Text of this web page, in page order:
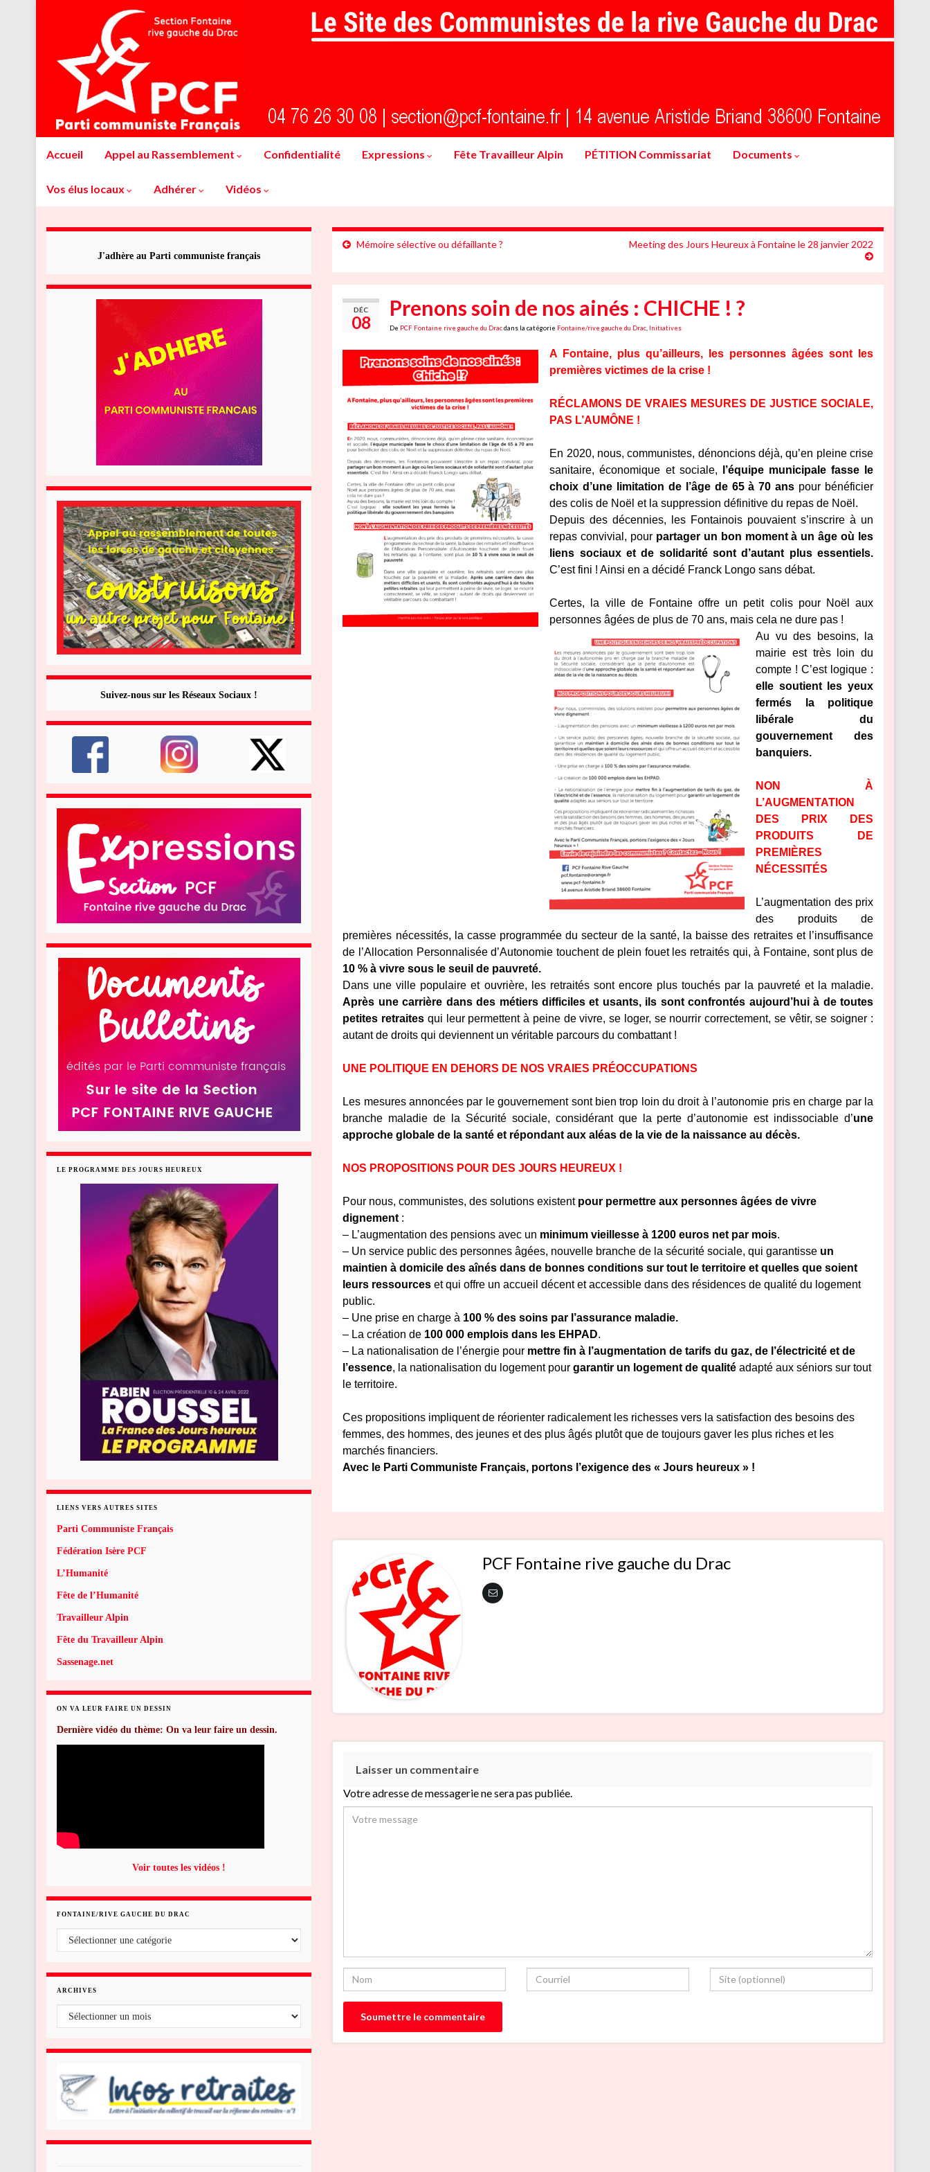
Accueil Appel au Rassemblement Confidentialité Expressions Fête Travailleur Alpin PÉTITION Commissariat Documents
Vos élus locaux Adhérer Vidéos
Mémoire sélective ou défaillante ? Meeting des Jours Heureux à Fontaine le 28 janvier 2022
DÉC
08
Prenons soin de nos ainés : CHICHE ! ?
De PCF Fontaine rive gauche du Dracdans la catégorie Fontaine/rive gauche du Drac Initiatives
A Fontaine, plus qu’ailleurs, les personnes âgées sont les
premières victimes de la crise !
RÉCLAMONS DE VRAIES MESURES DE JUSTICE SOCIALE,
PAS L’AUMÔNE !
En 2020, nous, communistes, dénoncions déjà, qu’en pleine crise
sanitaire, économique et sociale,
l’équipe municipale fasse le
choix d’une limitation de l’âge de 65 à 70 ans pour bénéficier
des colis de Noël et la suppression définitive du repas de Noël.
Depuis des décennies, les Fontainois pouvaient s’inscrire à un
repas convivial, pour partager un bon moment à un âge où les
liens sociaux et de solidarité sont d’autant plus essentiels.
C’est fini ! Ainsi en a décidé Franck Longo sans débat.
Certes, la ville de Fontaine offre un petit colis pour Noël aux
personnes âgées de plus de 70 ans, mais cela ne dure pas !
Au vu des besoins, la
mairie est très loin du
compte ! C’est logique :
elle soutient les yeux
fermés la politique
libérale du
gouvernement des
banquiers.
NON À
L’AUGMENTATION
DES PRIX DES
PRODUITS DE
PREMIÈRES
NÉCESSITÉS
L’augmentation des prix
des produits de
premières nécessités, la casse programmée du secteur de la santé, la baisse des retraites et l’insuffisance
de l’Allocation Personnalisée d’Autonomie touchent de plein fouet les retraités qui, à Fontaine, sont plus de
10 % à vivre sous le seuil de pauvreté.
Dans une ville populaire et ouvrière, les retraités sont encore plus touchés par la pauvreté et la maladie.
Après une carrière dans des métiers difficiles et usants, ils sont confrontés aujourd’hui à de toutes
petites retraites qui leur permettent à peine de vivre, se loger, se nourrir correctement, se vêtir, se soigner :
autant de droits qui deviennent un véritable parcours du combattant !
UNE POLITIQUE EN DEHORS DE NOS VRAIES PRÉOCCUPATIONS
Les mesures annoncées par le gouvernement sont bien trop loin du droit à l’autonomie pris en charge par la
branche maladie de la Sécurité sociale, considérant que la perte d’autonomie est indissociable d’une
approche globale de la santé et répondant aux aléas de la vie de la naissance au décès.
NOS PROPOSITIONS POUR DES JOURS HEUREUX !
Pour nous, communistes, des solutions existent pour permettre aux personnes âgées de vivre
dignement :
– L’augmentation des pensions avec un minimum vieillesse à 1200 euros net par mois.
– Un service public des personnes âgées, nouvelle branche de la sécurité sociale, qui garantisse un
maintien à domicile des aînés dans de bonnes conditions sur tout le territoire et quelles que soient
leurs ressources et qui offre un accueil décent et accessible dans des résidences de qualité du logement
public.
– Une prise en charge à 100 % des soins par l’assurance maladie.
– La création de 100 000 emplois dans les EHPAD.
– La nationalisation de l’énergie pour mettre fin à l’augmentation de tarifs du gaz, de l’électricité et de
l’essence, la nationalisation du logement pourgarantir un logement de qualité adapté aux séniors sur tout
le territoire.
Ces propositions impliquent de réorienter radicalement les richesses vers la satisfaction des besoins des
femmes, des hommes, des jeunes et des plus âgés plutôt que de toujours gaver les plus riches et les
marchés financiers.
Avec le Parti Communiste Français, portons l’exigence des « Jours heureux » !
PCF Fontaine rive gauche du Drac
Laisser un commentaire
Votre adresse de messagerie ne sera pas publiée.
J'adhère au Parti communiste français
Suivez-nous sur les Réseaux Sociaux !
LE PROGRAMME DES JOURS HEUREUX
LIENS VERS AUTRES SITES
Parti Communiste Français
Fédération Isère PCF
L’Humanité
Fête de l’Humanité
Travailleur Alpin
Fête du Travailleur Alpin
Sassenage.net
ON VA LEUR FAIRE UN DESSIN
Dernière vidéo du thème: On va leur faire un dessin.
Voir toutes les vidéos !
FONTAINE/RIVE GAUCHE DU DRAC
ARCHIVES